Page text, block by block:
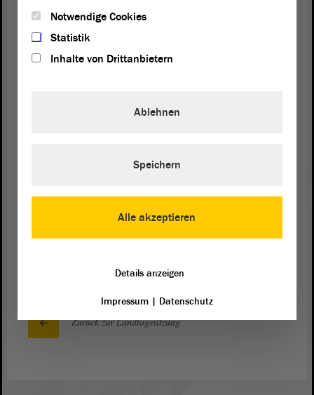
für unsolide und nicht generationengerecht.
Daher werbe ich eindringlich für unseren
mobilen Luftfilteranlagen zur Tilgung an den
Antragder
(Beifall bei der AfD - Zuruf von der AfD: Jawohl!)
Zurück zur Landtagssitzung
Notwendige Cookies
Statistik
Inhalte von Drittanbietern
Alle akzeptieren
Ablehnen
Speichern
Details anzeigen
Impressum| Datenschutz